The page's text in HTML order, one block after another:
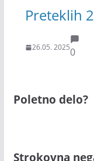
Preteklih
26.05. 20250
Poletno delo?
Strokovna